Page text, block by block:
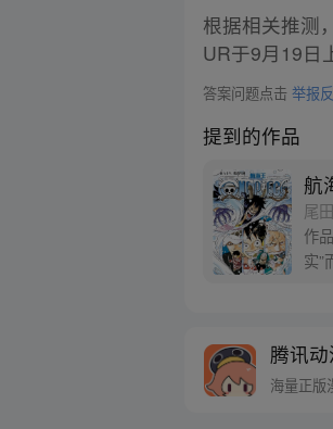
根据相关推测
UR于9月19日
答案问题点击举报
提到的作品
航
尾
作
实”
腾讯
海量正版